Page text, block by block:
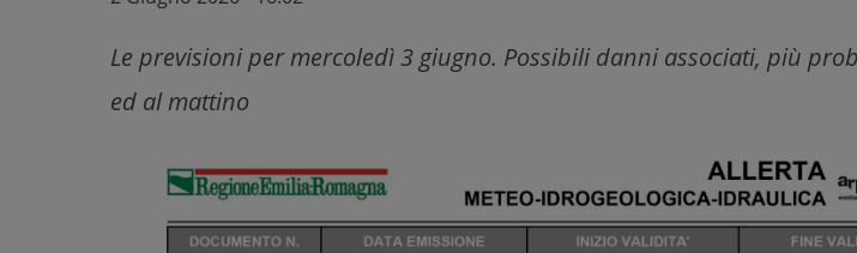
Le previsioni per mercoledì 3 giugno. Possibili danni associati, più
ed al mattino